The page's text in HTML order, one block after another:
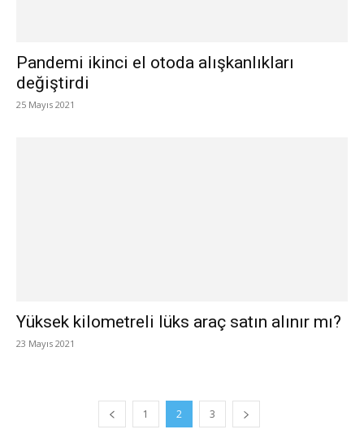
Pandemi ikinci el otoda alışkanlıkları
değiştirdi
25 Mayıs 2021
Yüksek kilometreli lüks araç satın alınır mı?
23 Mayıs 2021
1 2 3